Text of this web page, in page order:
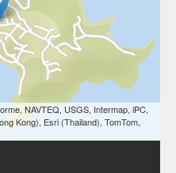
NAVTEQ, USGS, Intermap, iPC,
Kong), Esri (Thailand), TomTom,